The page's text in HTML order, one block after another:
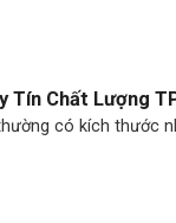
Tín Chất Lượng
có kích thước